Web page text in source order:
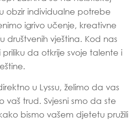
obzir individualne potrebe
igrivo učenje, kreativne
društvenih vještina. Kod nas
da otkrije svoje talente i
u Lyssu, želimo da vas
vaš trud. Svjesni smo da ste
bismo vašem djetetu pružili